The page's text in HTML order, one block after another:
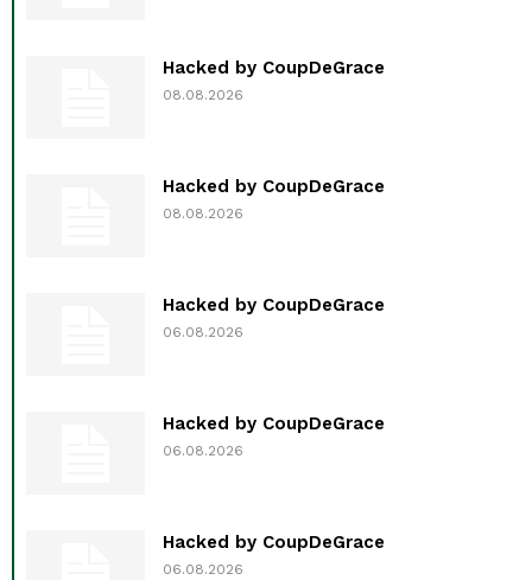
Hacked by CoupDeGrace
08.08.2026
Hacked by CoupDeGrace
08.08.2026
Hacked by CoupDeGrace
06.08.2026
Hacked by CoupDeGrace
06.08.2026
Hacked by CoupDeGrace
06.08.2026